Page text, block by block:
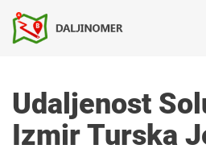
Udaljenost
Izmir Turska